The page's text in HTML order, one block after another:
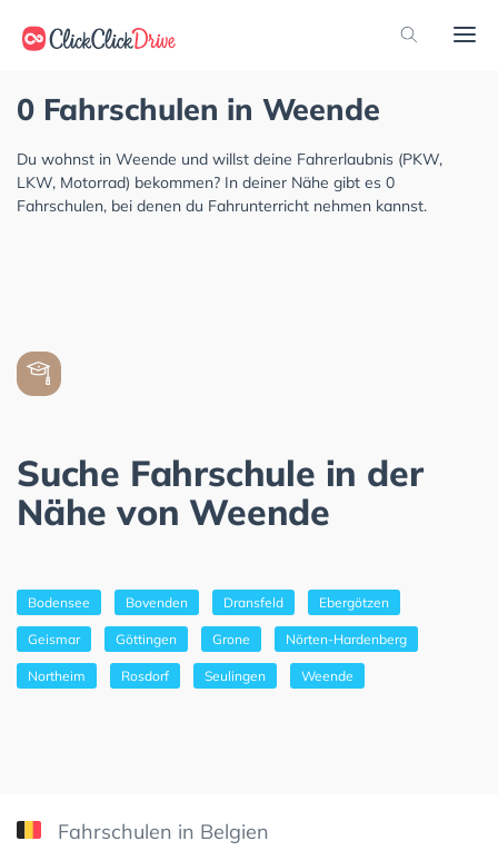
0 Fahrschulen in Weende
Du wohnst in Weende und willst deine Fahrerlaubnis (PKW,
LKW, Motorrad) bekommen? In deiner Nähe gibt es 0
Fahrschulen, bei denen du Fahrunterricht nehmen kannst.
Suche Fahrschule in der
Nähe von Weende
Bodensee Bovenden Dransfeld Ebergötzen
Geismar Göttingen Grone Nörten-Hardenberg
Northeim Rosdorf Seulingen Weende
Fahrschulen in Belgien